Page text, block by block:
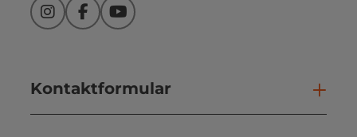
InstagramFacebookYouTube
Kontaktformular